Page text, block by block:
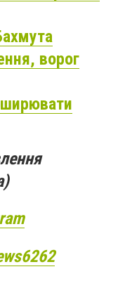
ворог